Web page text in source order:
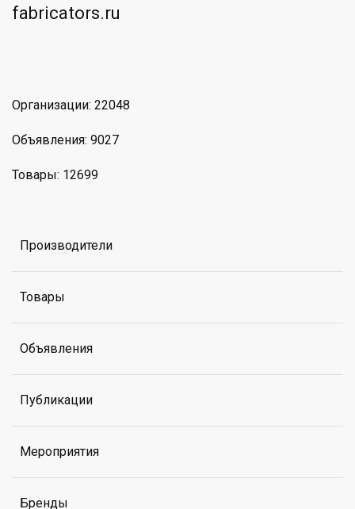
Организации: 22048
Объявления: 9027
Товары: 12699
Производители
Товары
Объявления
Публикации
Мероприятия
Бренды